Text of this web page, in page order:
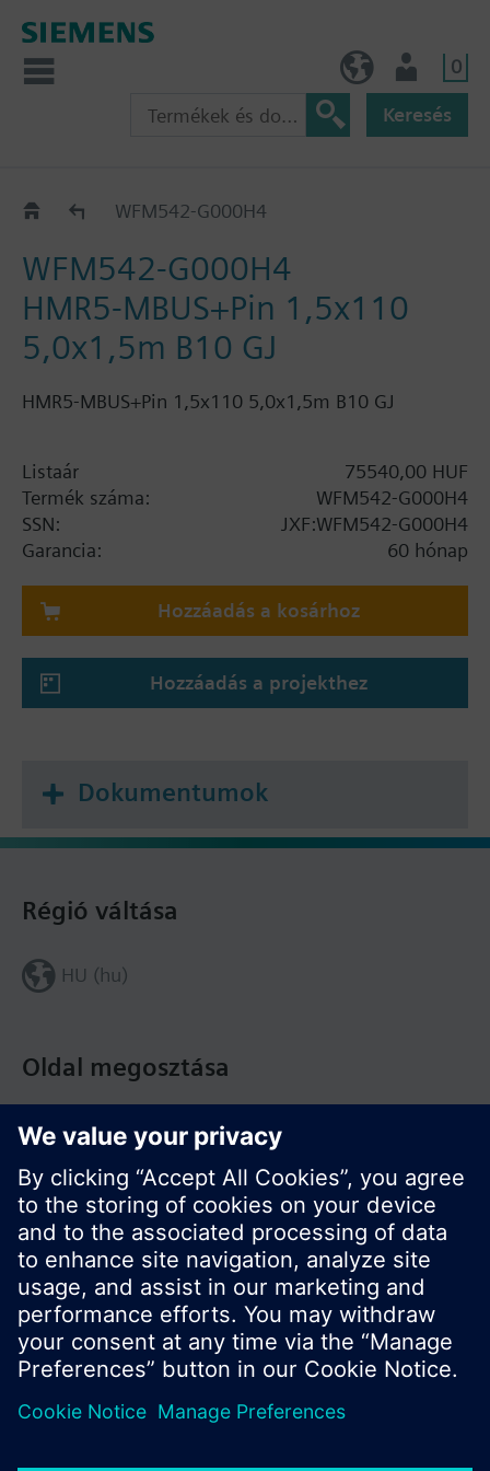
0
Keresés
KatalógusWFM542-G000H4
WFM542-G000H4
HMR5-MBUS+Pin 1,5x110
5,0x1,5m B10 GJ
HMR5-MBUS+Pin 1,5x110 5,0x1,5m B10 GJ
Listaár
75540,00 HUF
Termék száma:
WFM542-G000H4
SSN:
JXF:WFM542-G000H4
Garancia:
60 hónap
Hozzáadás a kosárhoz
Hozzáadás a projekthez
Dokumentumok
Oldal megosztása
Régió váltása
HU (hu)
© Siemens Switzerland Ltd. Building Technologies
Division - 2016
A termékválaszték és az árak országonként